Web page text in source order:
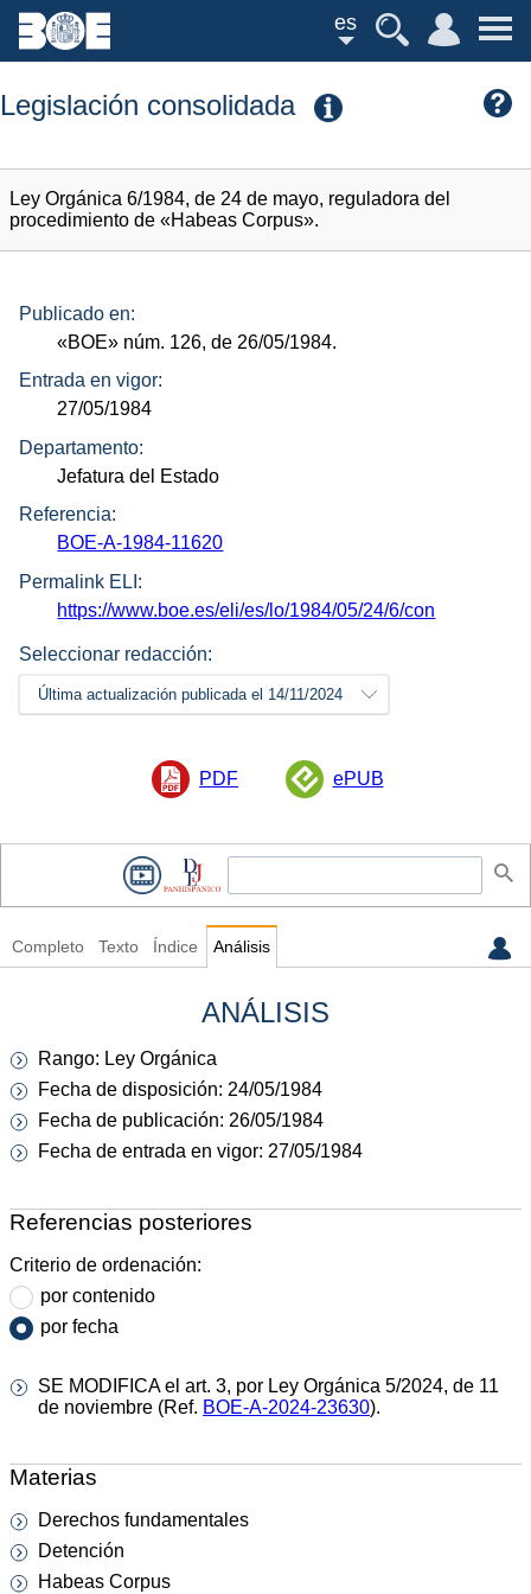
es
Legislación consolidada
Ley Orgánica 6/1984, de 24 de mayo, reguladora del
procedimiento de «Habeas Corpus».
Publicado en:
«BOE» núm. 126, de 26/05/1984.
Entrada en vigor:
27/05/1984
Departamento:
Jefatura del Estado
Referencia:
BOE-A-1984-11620
Permalink ELI:
https://www.boe.es/eli/es/lo/1984/05/24/6/con
Seleccionar redacción:
Última actualización publicada el 14/11/2024
PDF ePUB
Completo Texto Índice Análisis
ANÁLISIS
Rango: Ley Orgánica
Fecha de disposición: 24/05/1984
Fecha de publicación: 26/05/1984
Fecha de entrada en vigor: 27/05/1984
Referencias posteriores
Criterio de ordenación:
por contenido
por fecha
SE MODIFICA el art. 3, por Ley Orgánica 5/2024, de 11
de noviembre (Ref. BOE-A-2024-23630).
Materias
Derechos fundamentales
Detención
Habeas Corpus